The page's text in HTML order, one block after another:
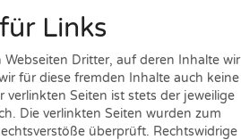
Links
Dritter, auf deren Inhalte wir
für diese fremden Inhalte auch keine
Seiten ist stets der jeweilige
Die verlinkten Seiten wurden zum
überprüft. Rechtswidrige